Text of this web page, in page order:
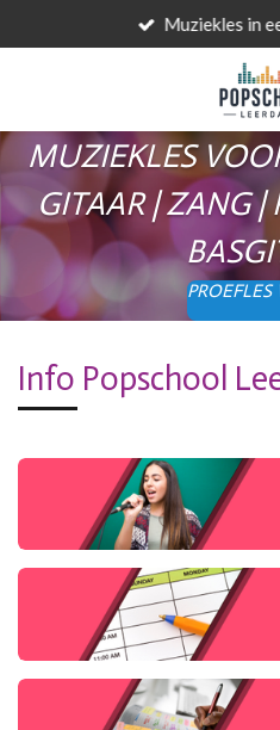
hoofdinhoud
Muziekles in
MUZIEKLES
GITAAR | ZANG
PROEFLES
Info Popschool